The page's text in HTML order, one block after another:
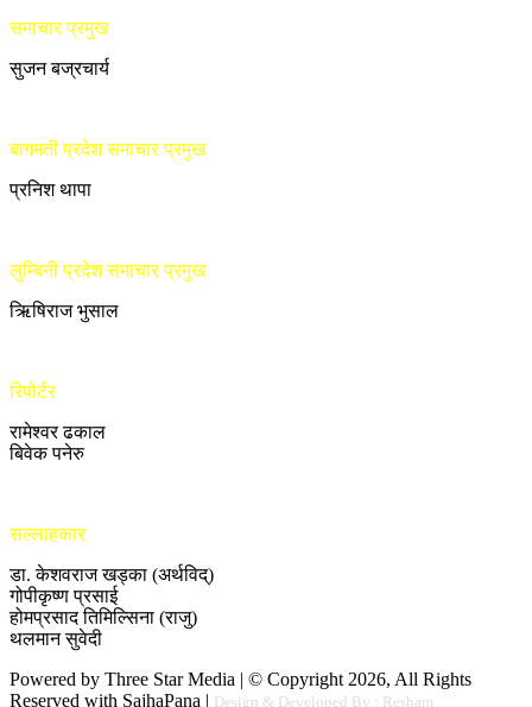
समाचार प्रमुख
सुजन बज्रचार्य
बागमती प्रदेश समाचार प्रमुख
प्रनिश थापा
लुम्बिनी प्रदेश समाचार प्रमुख
ऋिषिराज भुसाल
रिपोर्टर
रामेश्वर ढकाल
बिवेक पनेरु
सल्लाहकार
डा. केशवराज खड्का (अर्थविद्)
गोपीकृष्ण प्रसाई
होमप्रसाद तिमिल्सिना (राजु)
थलमान सुवेदी
Powered by Three Star Media | © Copyright 2026, All Rights
Reserved with SajhaPana | Design & Developed By : Resham